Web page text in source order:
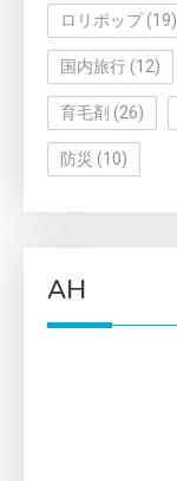
ロリポップ(19)
国内旅行 (12)
育毛剤 (26)
防災 (10)
AH